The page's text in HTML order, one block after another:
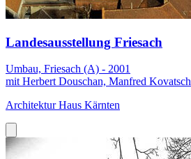
Landesausstellung Friesach
Umbau, Friesach (A) - 2001
mit Herbert Douschan, Manfred Kovatsch
Architektur Haus Kärnten